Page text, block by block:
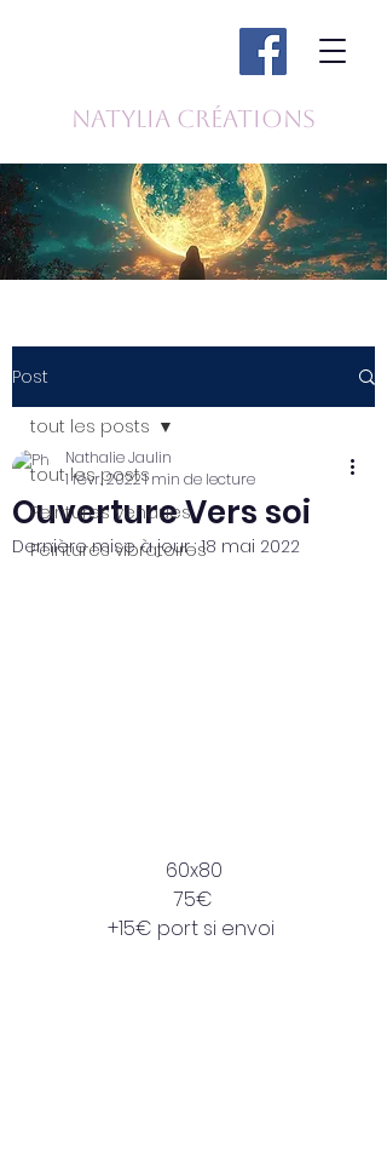
Natylia Créations
Post
tout les posts
Peintures vendues
Peintures vibratoires
tout les posts
Ouverture Vers soi
Nathalie Jaulin
1 févr. 20221 min de lecture
Dernière mise à jour :18 mai 2022
60x80
75€
+15€ port si envoi